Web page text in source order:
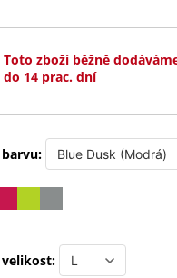
Toto zboží běžně
do 14 prac. dní